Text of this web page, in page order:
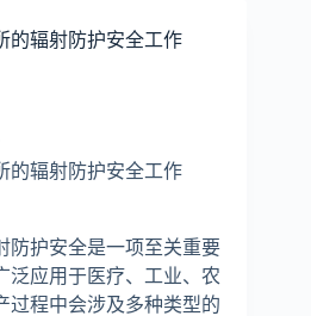
的辐射防护安全工作
的辐射防护安全工作
防护安全是一项至关重要
泛应用于医疗、工业、农
过程中会涉及多种类型的